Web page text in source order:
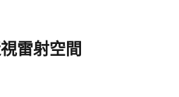
雷射空間